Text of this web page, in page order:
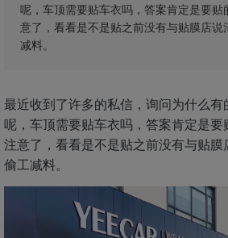
呢，车顶需要贴车衣吗，答案肯定是要贴
意了，看看是不是贴之前没有与贴膜店说
减料。
最近收到了许多的私信，询问为什么
呢，车顶需要贴车衣吗，答案肯定是
注意了，看看是不是贴之前没有与贴
偷工减料。